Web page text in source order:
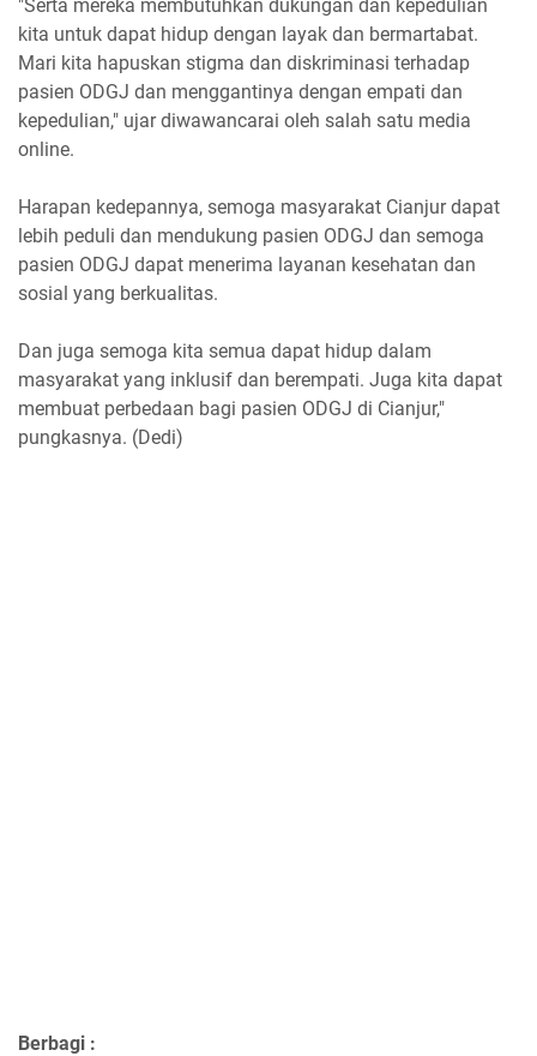
"Serta mereka membutuhkan dukungan dan kepedulian
kita untuk dapat hidup dengan layak dan bermartabat.
Mari kita hapuskan stigma dan diskriminasi terhadap
pasien ODGJ dan menggantinya dengan empati dan
kepedulian," ujar diwawancarai oleh salah satu media
online.
Harapan kedepannya, semoga masyarakat Cianjur dapat
lebih peduli dan mendukung pasien ODGJ dan semoga
pasien ODGJ dapat menerima layanan kesehatan dan
sosial yang berkualitas.
Dan juga semoga kita semua dapat hidup dalam
masyarakat yang inklusif dan berempati. Juga kita dapat
membuat perbedaan bagi pasien ODGJ di Cianjur,"
pungkasnya. (Dedi)
Berbagi :